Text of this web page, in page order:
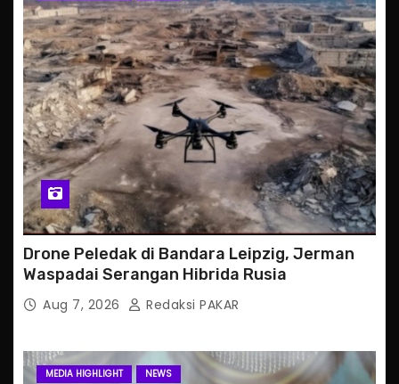
Drone Peledak di Bandara Leipzig, Jerman
Waspadai Serangan Hibrida Rusia
Aug 7, 2026 Redaksi PAKAR
MEDIA HIGHLIGHT NEWS